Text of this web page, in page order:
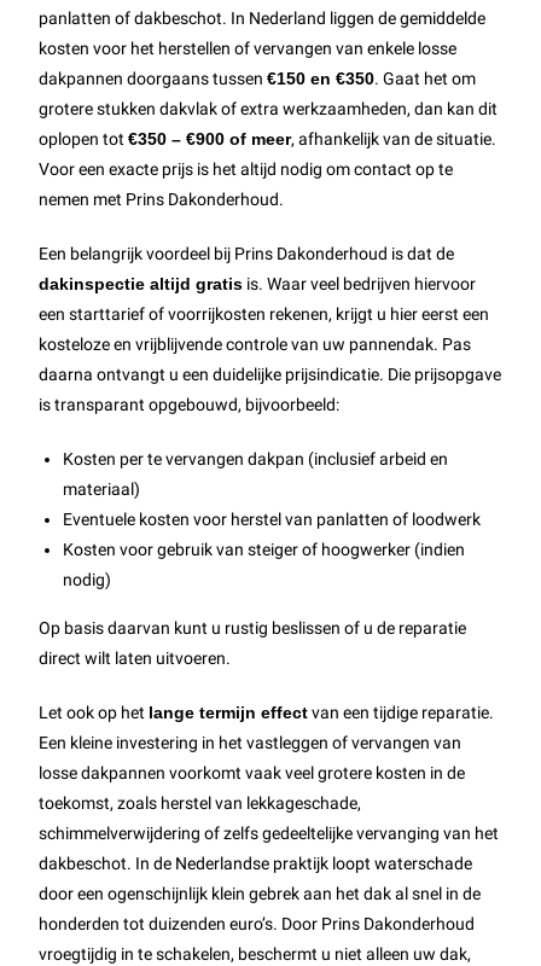
panlatten of dakbeschot. In Nederland liggen de gemiddelde
kosten voor het herstellen of vervangen van enkele losse
dakpannen doorgaans tussen€150 en €350. Gaat het om
grotere stukken dakvlak of extra werkzaamheden, dan kan dit
oplopen tot€350 – €900 of meer, afhankelijk van de situatie.
Voor een exacte prijs is het altijd nodig om contact op te
nemen met Prins Dakonderhoud.
Een belangrijk voordeel bij Prins Dakonderhoud is dat de
dakinspectie altijd gratis is. Waar veel bedrijven hiervoor
een starttarief of voorrijkosten rekenen, krijgt u hier eerst een
kosteloze en vrijblijvende controle van uw pannendak. Pas
daarna ontvangt u een duidelijke prijsindicatie. Die prijsopgave
is transparant opgebouwd, bijvoorbeeld:
Kosten per te vervangen dakpan (inclusief arbeid en
materiaal)
Eventuele kosten voor herstel van panlatten of loodwerk
Kosten voor gebruik van steiger of hoogwerker (indien
nodig)
Op basis daarvan kunt u rustig beslissen of u de reparatie
direct wilt laten uitvoeren.
Let ook op het lange termijn effectvan een tijdige reparatie.
Een kleine investering in het vastleggen of vervangen van
losse dakpannen voorkomt vaak veel grotere kosten in de
toekomst, zoals herstel van lekkageschade,
schimmelverwijdering of zelfs gedeeltelijke vervanging van het
dakbeschot. In de Nederlandse praktijk loopt waterschade
door een ogenschijnlijk klein gebrek aan het dak al snel in de
honderden tot duizenden euro’s. Door Prins Dakonderhoud
vroegtijdig in te schakelen, beschermt u niet alleen uw dak,